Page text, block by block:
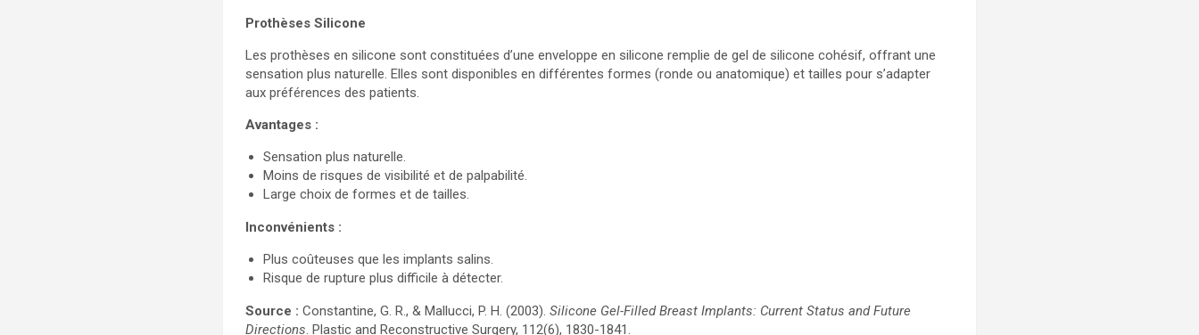
Prothèses Silicone
Les prothèses en silicone sont constituées d’une enveloppe en silicone remplie de gel de silicone cohésif, offrant une
sensation plus naturelle. Elles sont disponibles en différentes formes (ronde ou anatomique) et tailles pour s’adapter
aux préférences des patients.
Avantages :
Sensation plus naturelle.
Moins de risques de visibilité et de palpabilité.
Large choix de formes et de tailles.
Inconvénients :
Plus coûteuses que les implants salins.
Risque de rupture plus difficile à détecter.
Source : Constantine, G. R., & Mallucci, P. H. (2003).Silicone Gel-Filled Breast Implants: Current Status and Future
Directions. Plastic and Reconstructive Surgery, 112(6), 1830-1841.